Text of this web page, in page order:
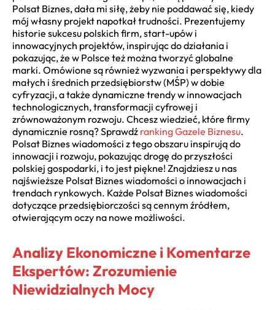
Polsat Biznes, dała mi siłę, żeby nie poddawać się, kiedy
mój własny projekt napotkał trudności. Prezentujemy
historie sukcesu polskich firm, start-upów i
innowacyjnych projektów, inspirując do działania i
pokazując, że w Polsce też można tworzyć globalne
marki. Omówione są również wyzwania i perspektywy dla
małych i średnich przedsiębiorstw (MŚP) w dobie
cyfryzacji, a także dynamiczne trendy w innowacjach
technologicznych, transformacji cyfrowej i
zrównoważonym rozwoju. Chcesz wiedzieć, które firmy
dynamicznie rosną? Sprawdź ranking Gazele Biznesu.
Polsat Biznes wiadomości z tego obszaru inspirują do
innowacji i rozwoju, pokazując drogę do przyszłości
polskiej gospodarki, i to jest piękne! Znajdziesz u nas
najświeższe Polsat Biznes wiadomości o innowacjach i
trendach rynkowych. Każde Polsat Biznes wiadomości
dotyczące przedsiębiorczości są cennym źródłem,
otwierającym oczy na nowe możliwości.
Analizy Ekonomiczne i Komentarze
Ekspertów: Zrozumienie
Niewidzialnych Mocy